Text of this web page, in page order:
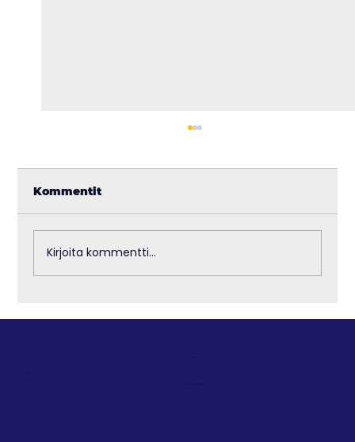
Kommentit
Kirjoita kommentti...
TIETOSUOJA
TIETOA MEISTÄ
ETUSIVU
koordinaattori@incoach.fi
+358 50 492 7787